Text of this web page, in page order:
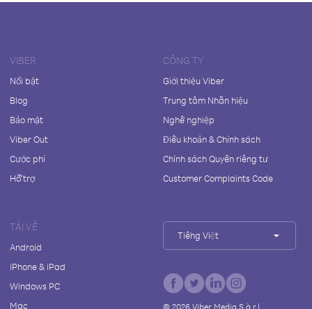
VIBER
Nổi bật
Blog
Bảo mật
Viber Out
Cước phí
Hỗ trợ
CÔNG TY
Giới thiệu Viber
Trung tâm Nhãn hiệu
Nghề nghiệp
Điều khoản & Chính sách
Chính sách Quyền riêng tư
Customer Complaints Code
TẢI VỀ
Android
iPhone & iPad
Windows PC
Mac
Tiếng Việt
© 2026Viber Media S.à r.l.